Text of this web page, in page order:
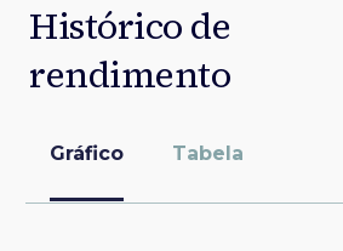
Histórico de
rendimento
Gráfico Tabela